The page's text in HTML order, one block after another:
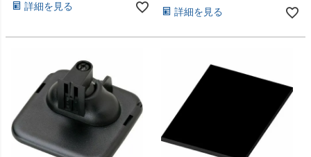
詳細を見る 詳細を見る